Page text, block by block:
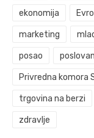
ekonomija
marketing
posao
Privredna komora
trgovina na berzi
zdravlje